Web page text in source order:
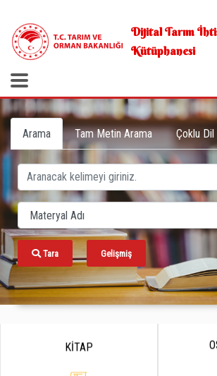
Dijital Tarım
Kütüphanesi
Arama Tam Metin Arama Çoklu Dil
Tara Gelişmiş
KİTAP